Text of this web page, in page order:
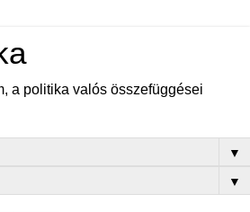
a politika valós összefüggései
▼
▼